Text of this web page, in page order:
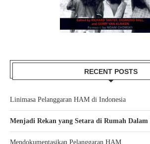
RECENT POSTS
Linimasa Pelanggaran HAM di Indonesia
Menjadi Rekan yang Setara di Rumah Dalam
Mendokumentasikan Pelanggaran HAM